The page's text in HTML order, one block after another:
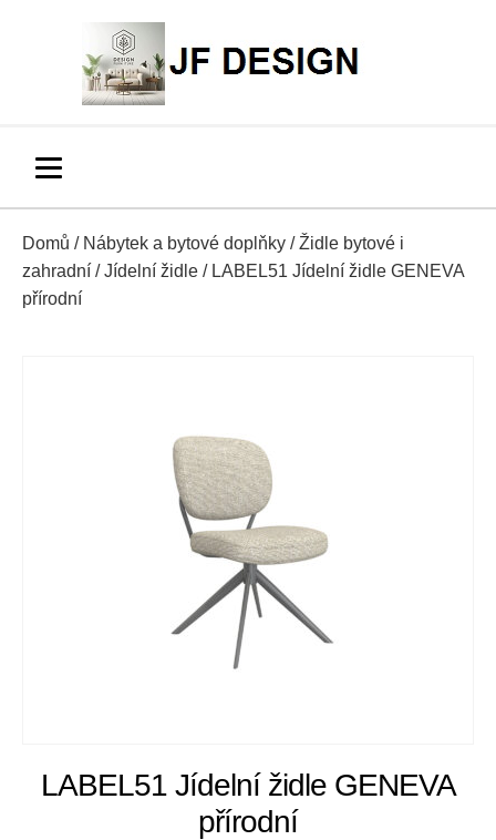
Domů / Nábytek a bytové doplňky /Židle bytové i
zahradní /Jídelní židle / LABEL51 Jídelní židle GENEVA
přírodní
LABEL51 Jídelní židle GENEVA
přírodní